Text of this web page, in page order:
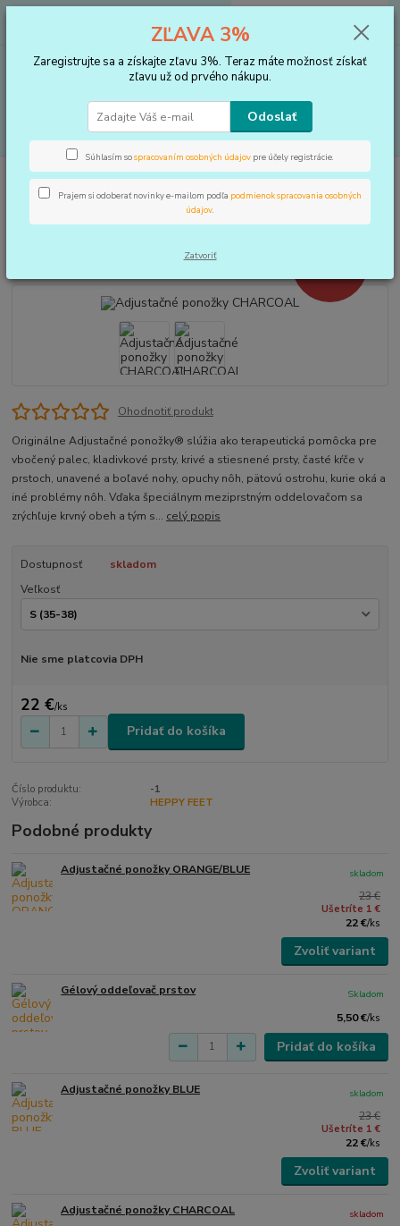
za0 €
Úvod STAROSTLIVOSŤ O RUKY A NOHY
Zdravotné ponožky
Adjustačné ponožky CHARCOAL
Adjustačné ponožky CHARCOAL
Ohodnotiť produkt
Originálne Adjustačné ponožky® slúžia ako terapeutická pomôcka pre
vbočený palec, kladivkové prsty, krivé a stiesnené prsty, časté kŕče v
prstoch, unavené a boľavé nohy, opuchy nôh, pätovú ostrohu, kurie oká a
iné problémy nôh. Vďaka špeciálnym meziprstným oddelovačom sa
zrýchľuje krvný obeh a tým s... celý popis
Dostupnosť
skladom
Veľkosť
Nie sme platcovia DPH
22 €/ks
Pridať do košíka
Číslo produktu:
-1
Výrobca:
HEPPY FEET
Podobné produkty
Adjustačné ponožky ORANGE/BLUE
23 €
Ušetríte 1 €
22 €/ks
skladom
Zvoliť variant
Gélový oddeľovač prstov
5,50 €/ks
Skladom
Pridať do košíka
Adjustačné ponožky BLUE
23 €
Ušetríte 1 €
22 €/ks
skladom
Zvoliť variant
Adjustačné ponožky CHARCOAL
skladom
ZĽAVA 3%
Zaregistrujte sa a získajte zľavu 3%. Teraz máte možnosť získať
zľavu už od prvého nákupu.
Odoslať
Súhlasím sospracovaním osobných údajov pre účely registrácie.
Prajem si odoberať novinky e-mailom podľa podmienok spracovania osobných
údajov.
Zatvoriť